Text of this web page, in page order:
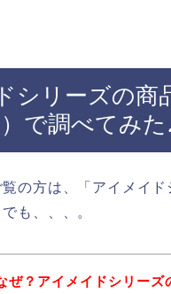
シリーズの商
）で調べてみた
の方は、「アイメイ
も、、、。
ぜ？アイメイドシリーズ